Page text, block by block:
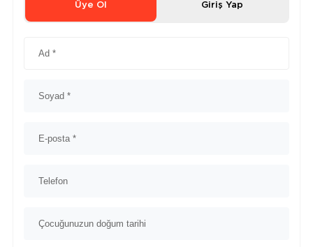
Üye Ol Giriş Yap